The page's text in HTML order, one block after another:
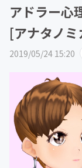
アドラー
[アナタノ
2019/05/24 15:20